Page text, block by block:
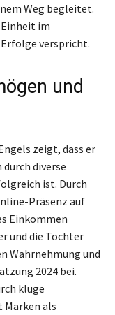
Weg begleitet.
im
verspricht.
und
zeigt, dass er
diverse
ist. Durch
Präsenz auf
Einkommen
und die Tochter
Wahrnehmung und
2024 bei.
kluge
als